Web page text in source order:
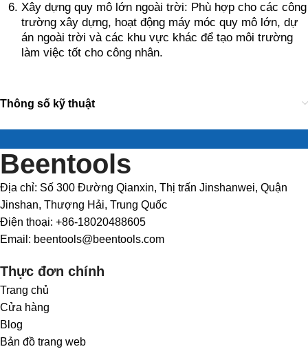
Xây dựng quy mô lớn ngoài trời: Phù hợp cho các công
trường xây dựng, hoạt động máy móc quy mô lớn, dự
án ngoài trời và các khu vực khác để tạo môi trường
làm việc tốt cho công nhân.
Thông số kỹ thuật
Beentools
Địa chỉ: Số 300 Đường Qianxin, Thị trấn Jinshanwei, Quận
Jinshan, Thượng Hải, Trung Quốc
Điện thoại: +86-18020488605
Email: beentools@beentools.com
Thực đơn chính
Trang chủ
Cửa hàng
Blog
Bản đồ trang web